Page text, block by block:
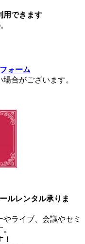
用できます
ォーム
合がございます。
ルレンタル承りま
ライブ、会議やセミ